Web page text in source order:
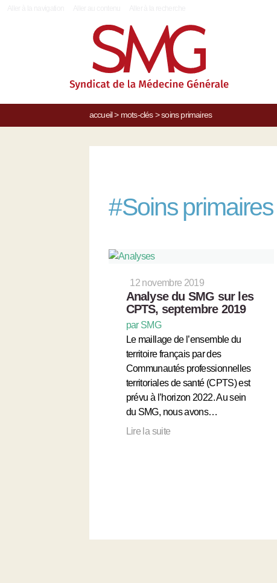
accueil> mots-clés> soins primaires
#Soins primaires
12 novembre 2019
Analyse du SMG sur les
CPTS, septembre 2019
par SMG
Le maillage de l’ensemble du
territoire français par des
Communautés professionnelles
territoriales de santé (CPTS) est
prévu à l’horizon 2022. Au sein
du SMG, nous avons…
Lire la suite